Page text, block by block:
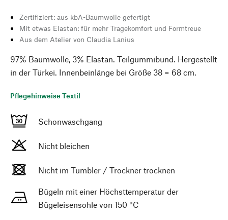
Zertifiziert: aus kbA-Baumwolle gefertigt
Mit etwas Elastan: für mehr Tragekomfort und Formtreue
Aus dem Atelier von Claudia Lanius
97% Baumwolle, 3% Elastan. Teilgummibund. Hergestellt
in der Türkei. Innenbeinlänge bei Größe 38 = 68 cm.
Pflegehinweise Textil
Schonwaschgang
Nicht bleichen
Nicht im Tumbler / Trockner trocknen
Bügeln mit einer Höchsttemperatur der
Bügeleisensohle von 150 °C